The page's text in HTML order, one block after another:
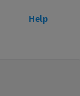
Help
Toon prijzen